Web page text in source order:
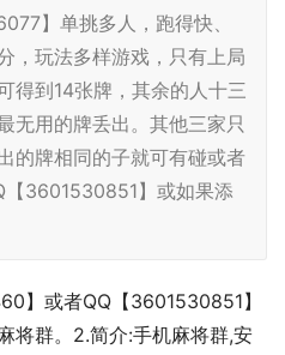
】单挑多人，跑得快、
，玩法多样游戏，只有上局
得到14张牌，其余的人十三
无用的牌丢出。其他三家只
的牌相同的子就可有碰或者
3601530851】或如果添
】或者QQ【3601530851】
将群。2.简介:手机麻将群,安